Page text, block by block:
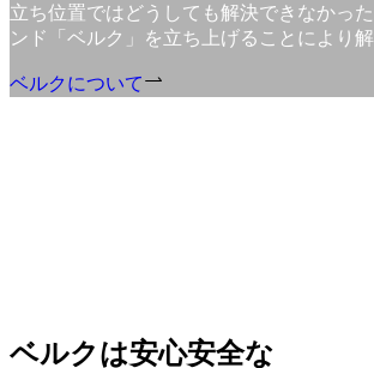
立ち位置ではどうしても解決できなかっ
ンド「ベルク」を立ち上げることにより解
ベルクについて
ベルクは安心安全な